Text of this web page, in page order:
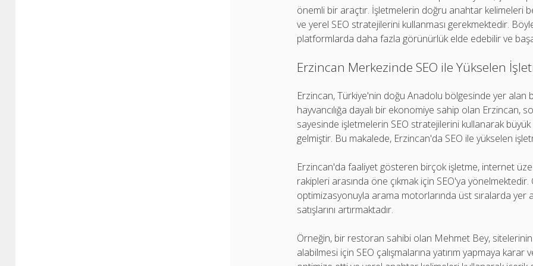
önemli bir araçtır. İşletmelerin doğru anahtar kelimeleri
ve yerel SEO stratejilerini kullanması gerekmektedir.
platformlarda daha fazla görünürlük elde edebilir ve
Erzincan Merkezinde SEO ile Yükselen
Erzincan, Türkiye'nin doğu Anadolu bölgesinde yer alan
hayvancılığa dayalı bir ekonomiye sahip olan Erzincan,
sayesinde işletmelerin SEO stratejilerini kullanarak
gelmiştir. Bu makalede, Erzincan'da SEO ile yükselen
Erzincan'da faaliyet gösteren birçok işletme, internet
rakipleri arasında öne çıkmak için SEO'ya
optimizasyonuyla arama motorlarında üst sıralarda yer
satışlarını artırmaktadır.
Örneğin, bir restoran sahibi olan Mehmet Bey,
alabilmesi için SEO çalışmalarına yatırım yapmaya